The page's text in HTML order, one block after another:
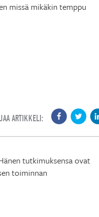
missä mikäkin temppu
JAA ARTIKKELI:
tutkimuksensa ovat
toiminnan